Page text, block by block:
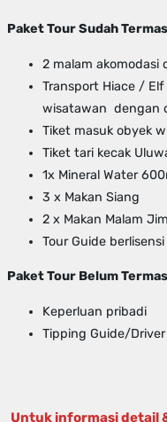
Paket Tour Sudah
2 malam akomodasi
Transport Hiace /
wisatawan dengan
Tiket masuk obyek
Tiket tari kecak
1x Mineral Water
3 x Makan Siang
2 x Makan Malam
Tour Guide berlisensi
Paket Tour Belum
Keperluan pribadi
Tipping Guide/Driver
Untuk informasi detail